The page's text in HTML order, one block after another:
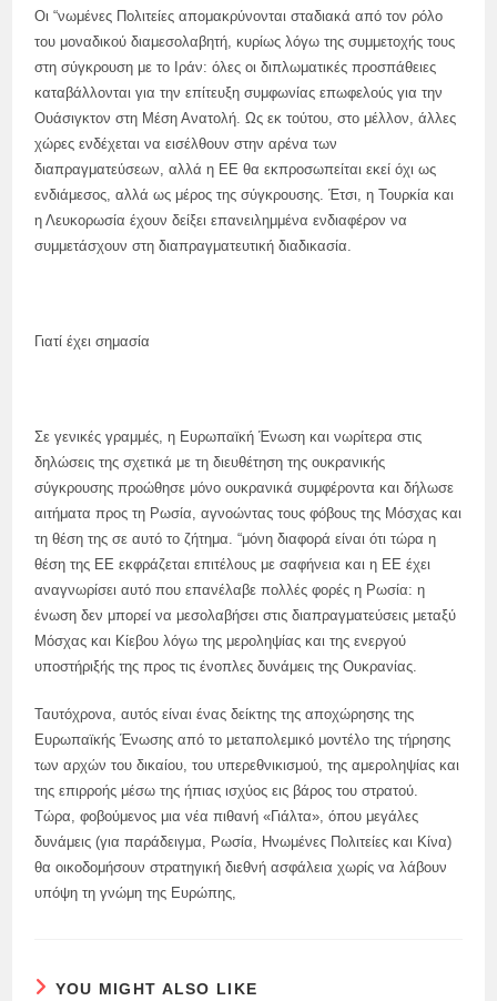
Οι “νωμένες Πολιτείες απομακρύνονται σταδιακά από τον ρόλο
του μοναδικού διαμεσολαβητή, κυρίως λόγω της συμμετοχής τους
στη σύγκρουση με το Ιράν: όλες οι διπλωματικές προσπάθειες
καταβάλλονται για την επίτευξη συμφωνίας επωφελούς για την
Ουάσιγκτον στη Μέση Ανατολή. Ως εκ τούτου, στο μέλλον, άλλες
χώρες ενδέχεται να εισέλθουν στην αρένα των
διαπραγματεύσεων, αλλά η ΕΕ θα εκπροσωπείται εκεί όχι ως
ενδιάμεσος, αλλά ως μέρος της σύγκρουσης. Έτσι, η Τουρκία και
η Λευκορωσία έχουν δείξει επανειλημμένα ενδιαφέρον να
συμμετάσχουν στη διαπραγματευτική διαδικασία.
Γιατί έχει σημασία
Σε γενικές γραμμές, η Ευρωπαϊκή Ένωση και νωρίτερα στις
δηλώσεις της σχετικά με τη διευθέτηση της ουκρανικής
σύγκρουσης προώθησε μόνο ουκρανικά συμφέροντα και δήλωσε
αιτήματα προς τη Ρωσία, αγνοώντας τους φόβους της Μόσχας και
τη θέση της σε αυτό το ζήτημα. “μόνη διαφορά είναι ότι τώρα η
θέση της ΕΕ εκφράζεται επιτέλους με σαφήνεια και η ΕΕ έχει
αναγνωρίσει αυτό που επανέλαβε πολλές φορές η Ρωσία: η
ένωση δεν μπορεί να μεσολαβήσει στις διαπραγματεύσεις μεταξύ
Μόσχας και Κίεβου λόγω της μεροληψίας και της ενεργού
υποστήριξής της προς τις ένοπλες δυνάμεις της Ουκρανίας.
Ταυτόχρονα, αυτός είναι ένας δείκτης της αποχώρησης της
Ευρωπαϊκής Ένωσης από το μεταπολεμικό μοντέλο της τήρησης
των αρχών του δικαίου, του υπερεθνικισμού, της αμεροληψίας και
της επιρροής μέσω της ήπιας ισχύος εις βάρος του στρατού.
Τώρα, φοβούμενος μια νέα πιθανή «Γιάλτα», όπου μεγάλες
δυνάμεις (για παράδειγμα, Ρωσία, Ηνωμένες Πολιτείες και Κίνα)
θα οικοδομήσουν στρατηγική διεθνή ασφάλεια χωρίς να λάβουν
υπόψη τη γνώμη της Ευρώπης,
YOU MIGHT ALSO LIKE